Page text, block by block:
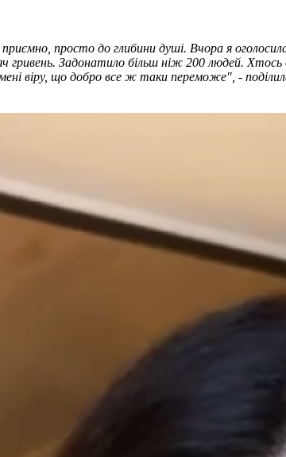
просто до глибини душі. Вчора я
гривень. Задонатило більш ніж 200 людей.
віру, що добро все ж таки переможе", -